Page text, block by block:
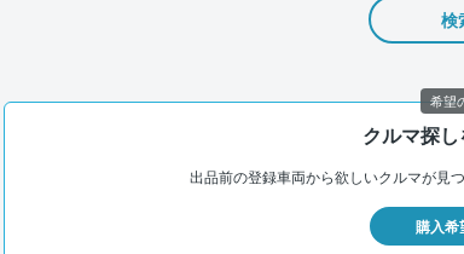
検
クルマ探し
出品前の登録車両から欲しいクルマが見
購入希
希望